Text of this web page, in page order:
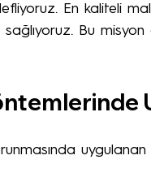
En kaliteli
sağlıyoruz. Bu